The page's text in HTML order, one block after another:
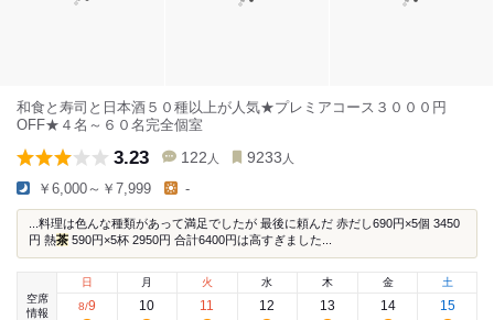
和食と寿司と日本酒５０種以上が人気★プレミアコース３０００円
OFF★４名～６０名完全個室
3.23 122 人 9233 人
￥6,000～￥7,999 -
...料理は色んな種類があって満足でしたが 最後に頼んだ 赤だし690円×5個 3450
円 熱茶 590円×5杯 2950円 合計6400円は高すぎました...
空席
情報
日
8/9
月
10
火
11
水
12
木
13
金
14
土
15